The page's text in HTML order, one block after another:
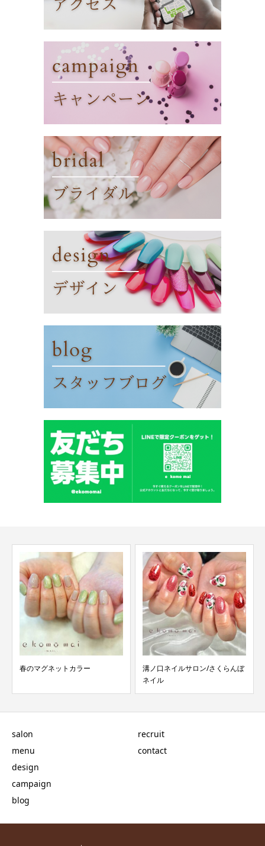
溝ノ口ネイルサロン/さくらんぼ
溝ノ口ネイルサロン/マーブルネ
イル/ミラーネイル
salon
menu
design
campaign
blog
recruit
contact